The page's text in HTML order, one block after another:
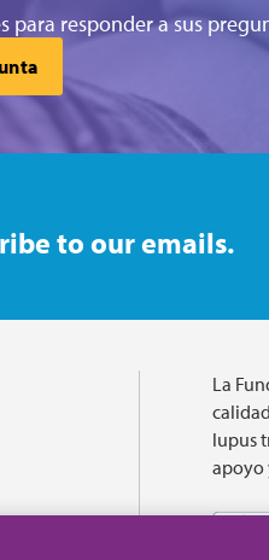
responder a sus
to our emails.
La
lupus
apoyo